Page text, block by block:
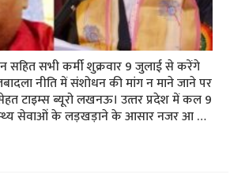
सहित सभी कर्मी शुक्रवार 9 जुलाई से करेंगे
नीति में संशोधन की मांग न माने जाने पर
टाइम्‍स ब्‍यूरो लखनऊ। उत्‍तर प्रदेश में कल 9
सेवाओं के लड़खड़ाने के आसार नजर आ …